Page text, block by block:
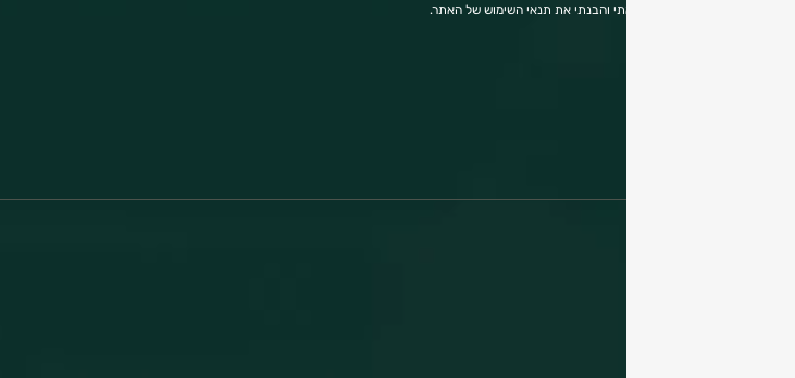
הריני מאשר בזאת כי קראתי והבנתי את תנאי השימוש של האתר.